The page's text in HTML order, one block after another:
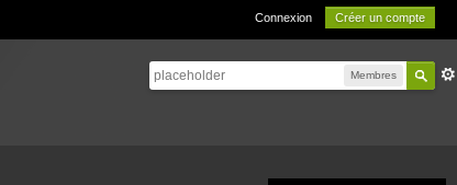
Connexion Créer un compte
Membres